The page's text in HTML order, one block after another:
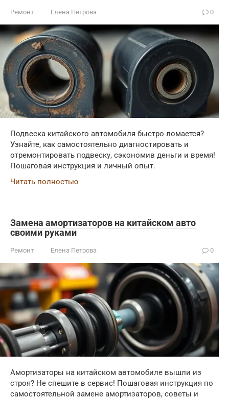
Ремонт Елена Петрова 0
Подвеска китайского автомобиля быстро ломается?
Узнайте, как самостоятельно диагностировать и
отремонтировать подвеску, сэкономив деньги и время!
Пошаговая инструкция и личный опыт.
Читать полностью
Замена амортизаторов на китайском авто
своими руками
Ремонт Елена Петрова 0
Амортизаторы на китайском автомобиле вышли из
строя? Не спешите в сервис! Пошаговая инструкция по
самостоятельной замене амортизаторов, советы и